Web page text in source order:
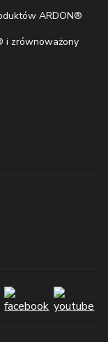
ARDON®
i zrównoważony